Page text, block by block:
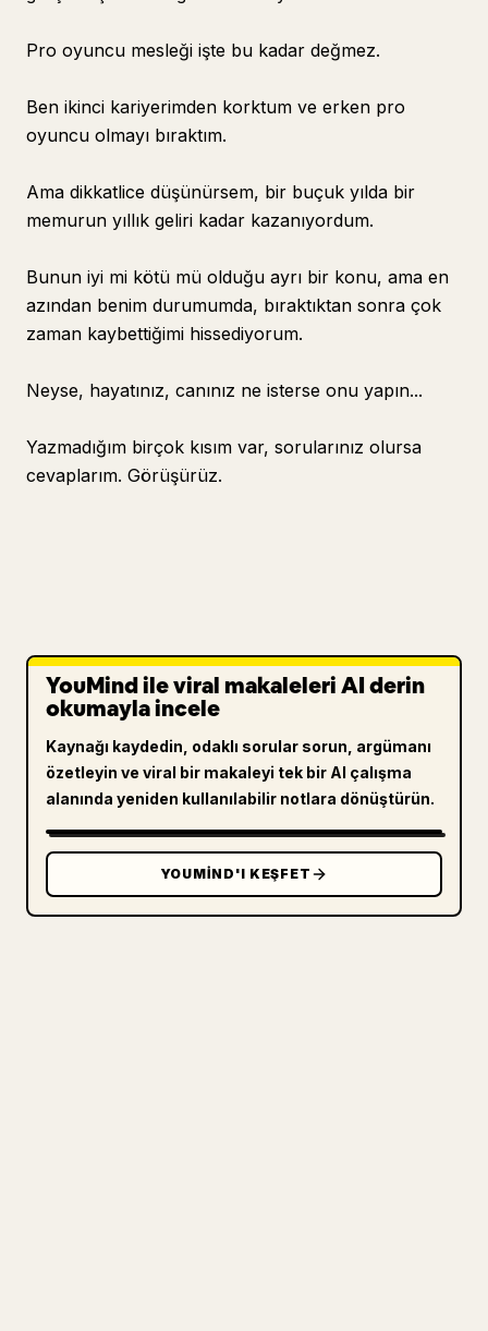
Pro oyuncu mesleği işte bu kadar değmez.
Ben ikinci kariyerimden korktum ve erken pro
oyuncu olmayı bıraktım.
Ama dikkatlice düşünürsem, bir buçuk yılda bir
memurun yıllık geliri kadar kazanıyordum.
Bunun iyi mi kötü mü olduğu ayrı bir konu, ama en
azından benim durumumda, bıraktıktan sonra çok
zaman kaybettiğimi hissediyorum.
Neyse, hayatınız, canınız ne isterse onu yapın...
Yazmadığım birçok kısım var, sorularınız olursa
cevaplarım. Görüşürüz.
YouMind ile viral makaleleri AI derin
okumayla incele
Kaynağı kaydedin, odaklı sorular sorun, argümanı
özetleyin ve viral bir makaleyi tek bir AI çalışma
alanında yeniden kullanılabilir notlara dönüştürün.
YOUMIND'I KEŞFET